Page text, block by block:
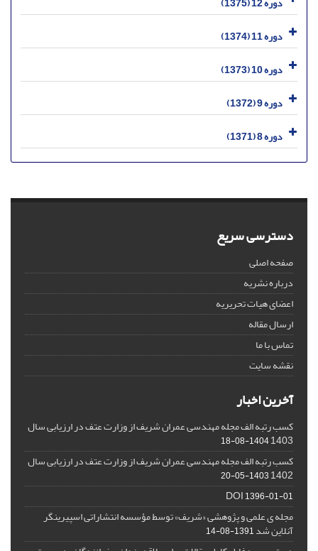
دوره 11 (1374)
دوره 10 (1373)
دوره 9 (1372)
دوره 8 (1371)
دسترسی سریع
صفحه اصلی
درباره نشریه
اعضای هیات تحریریه
ارسال مقاله
تماس با ما
نقشه سایت
آخرین اخبار
کسب رتبه الف مجله مهندسی عمران شریف از وزارت عتف در ارزیابی سال
1403
1404-08-18
کسب رتبه الف مجله مهندسی عمران شریف از وزارت عتف در ارزیابی سال
1402
1403-05-20
DOI1396-01-01
مجله ی علمی و پژوهشی «شریف» توسط مؤسسه انتشاراتی اسپیرینگر
آنلاین شد1391-08-14